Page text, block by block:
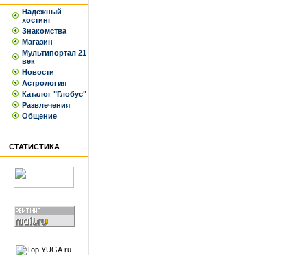
Надежный
хостинг
Знакомства
Магазин
Мультипортал 21
век
Новости
Астрология
Каталог "Глобус"
Развлечения
Общение
СТАТИСТИКА